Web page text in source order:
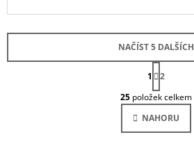
O
V
L
Á
NAČÍST 5 DALŠÍCH
S
T
R
Á
N
K
O
1
2
25položek celkem
NAHORU